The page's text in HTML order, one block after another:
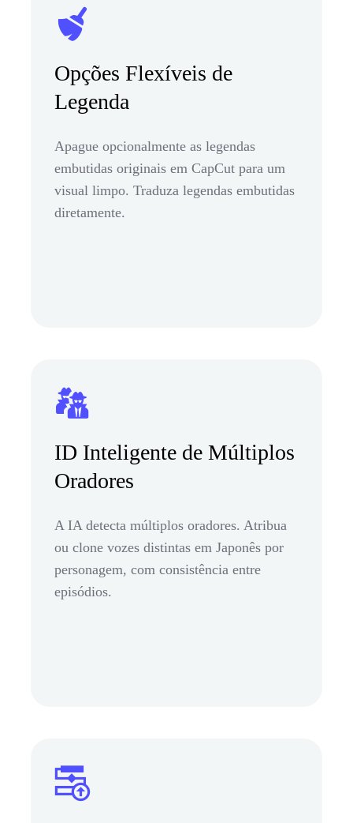
Opções Flexíveis de
Legenda
Apague opcionalmente as legendas
embutidas originais em CapCut para um
visual limpo. Traduza legendas embutidas
diretamente.
ID Inteligente de Múltiplos
Oradores
A IA detecta múltiplos oradores. Atribua
ou clone vozes distintas em Japonês por
personagem, com consistência entre
episódios.